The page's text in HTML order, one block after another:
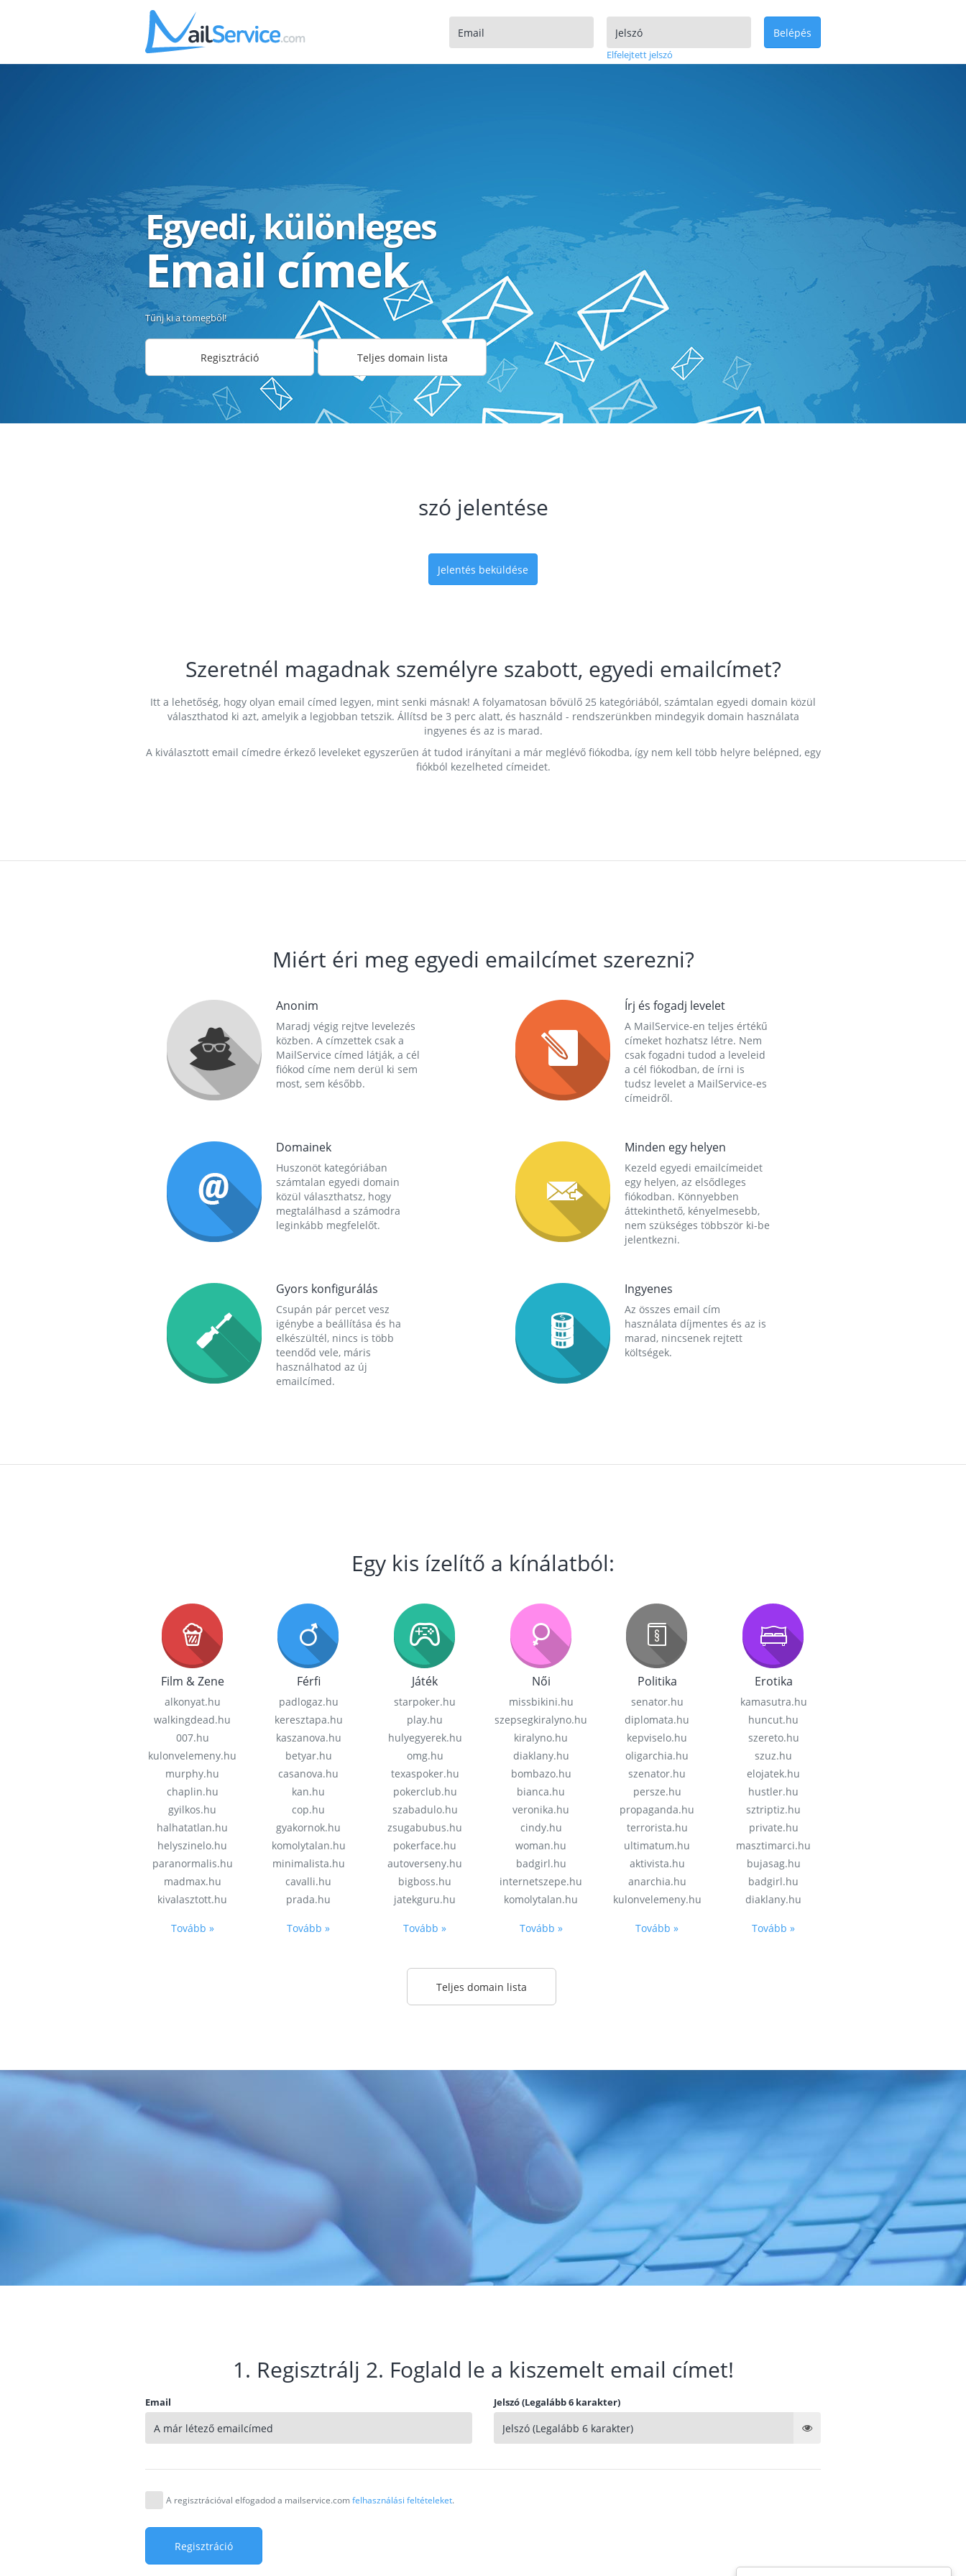
Elfelejtett jelszó
Belépés
Egyedi, különleges
Email címek
Tűnj ki a tömegből!
Regisztráció Teljes domain lista
szó jelentése
Jelentés beküldése
Szeretnél magadnak személyre szabott, egyedi emailcímet?
Itt a lehetőség, hogy olyan email címed legyen, mint senki másnak! A folyamatosan bővülő 25 kategóriából, számtalan egyedi domain közül
választhatod ki azt, amelyik a legjobban tetszik. Állítsd be 3 perc alatt, és használd - rendszerünkben mindegyik domain használata
ingyenes és az is marad.
A kiválasztott email címedre érkező leveleket egyszerűen át tudod irányítani a már meglévő fiókodba, így nem kell több helyre belépned, egy
fiókból kezelheted címeidet.
Miért éri meg egyedi emailcímet szerezni?
Anonim
Maradj végig rejtve levelezés
közben. A címzettek csak a
MailService címed látják, a cél
fiókod címe nem derül ki sem
most, sem később.
Írj és fogadj levelet
A MailService-en teljes értékű
címeket hozhatsz létre. Nem
csak fogadni tudod a leveleid
a cél fiókodban, de írni is
tudsz levelet a MailService-es
címeidről.
Domainek
Huszonöt kategóriában
számtalan egyedi domain
közül választhatsz, hogy
megtalálhasd a számodra
leginkább megfelelőt.
Minden egy helyen
Kezeld egyedi emailcímeidet
egy helyen, az elsődleges
fiókodban. Könnyebben
áttekinthető, kényelmesebb,
nem szükséges többször ki-be
jelentkezni.
Gyors konfigurálás
Csupán pár percet vesz
igénybe a beállítása és ha
elkészültél, nincs is több
teendőd vele, máris
használhatod az új
emailcímed.
Ingyenes
Az összes email cím
használata díjmentes és az is
marad, nincsenek rejtett
költségek.
Egy kis ízelítő a kínálatból:
Film & Zene
alkonyat.hu
walkingdead.hu
007.hu
kulonvelemeny.hu
murphy.hu
chaplin.hu
gyilkos.hu
halhatatlan.hu
helyszinelo.hu
paranormalis.hu
madmax.hu
kivalasztott.hu
Tovább »
Férfi
padlogaz.hu
keresztapa.hu
kaszanova.hu
betyar.hu
casanova.hu
kan.hu
cop.hu
gyakornok.hu
komolytalan.hu
minimalista.hu
cavalli.hu
prada.hu
Tovább »
Játék
starpoker.hu
play.hu
hulyegyerek.hu
omg.hu
texaspoker.hu
pokerclub.hu
szabadulo.hu
zsugabubus.hu
pokerface.hu
autoverseny.hu
bigboss.hu
jatekguru.hu
Tovább »
Női
missbikini.hu
szepsegkiralyno.hu
kiralyno.hu
diaklany.hu
bombazo.hu
bianca.hu
veronika.hu
cindy.hu
woman.hu
badgirl.hu
internetszepe.hu
komolytalan.hu
Tovább »
Politika
senator.hu
diplomata.hu
kepviselo.hu
oligarchia.hu
szenator.hu
persze.hu
propaganda.hu
terrorista.hu
ultimatum.hu
aktivista.hu
anarchia.hu
kulonvelemeny.hu
Tovább »
Erotika
kamasutra.hu
huncut.hu
szereto.hu
szuz.hu
elojatek.hu
hustler.hu
sztriptiz.hu
private.hu
masztimarci.hu
bujasag.hu
badgirl.hu
diaklany.hu
Tovább »
Teljes domain lista
1. Regisztrálj 2. Foglald le a kiszemelt email címet!
Email Jelszó (Legalább 6 karakter)
A regisztrációval elfogadod a mailservice.comfelhasználási feltételeket.
Regisztráció